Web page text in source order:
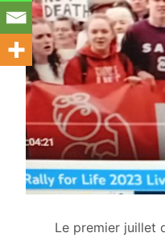
Le premier juillet